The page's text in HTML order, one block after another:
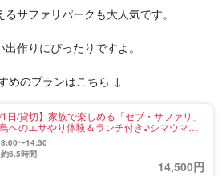
サファリパークも大人気です。
作りにぴったりですよ。
めのプランはこちら ↓
/1日/貸切】家族で楽しめる「セブ・サファリ」
へのエサやり体験＆ランチ付き♪シマウマや
大興奮！《日本語ガイド＆無料送迎付》
〜14:30
6.5時間
14,500円